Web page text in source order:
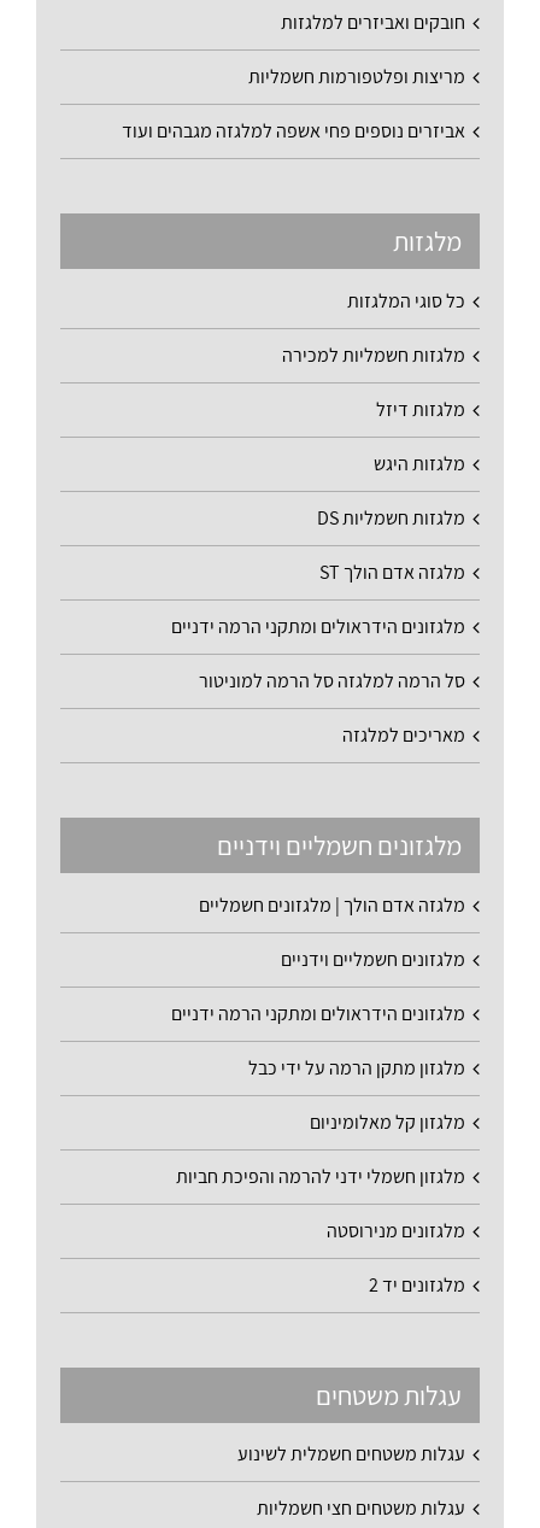
חובקים ואביזרים למלגזות
מריצות ופלטפורמות חשמליות
אביזרים נוספים פחי אשפה למלגזה מגבהים ועוד
מלגזות
כל סוגי המלגזות
מלגזות חשמליות למכירה
מלגזות דיזל
מלגזות היגש
מלגזות חשמליות DS
מלגזה אדם הולך ST
מלגזונים הידראולים ומתקני הרמה ידניים
סל הרמה למלגזה סל הרמה למוניטור
מאריכים למלגזה
מלגזונים חשמליים וידניים
מלגזה אדם הולך | מלגזונים חשמליים
מלגזונים חשמליים וידניים
מלגזונים הידראולים ומתקני הרמה ידניים
מלגזון מתקן הרמה על ידי כבל
מלגזון קל מאלומיניום
מלגזון חשמלי ידני להרמה והפיכת חביות
מלגזונים מנירוסטה
מלגזונים יד 2
עגלות משטחים
עגלות משטחים חשמלית לשינוע
עגלות משטחים חצי חשמליות